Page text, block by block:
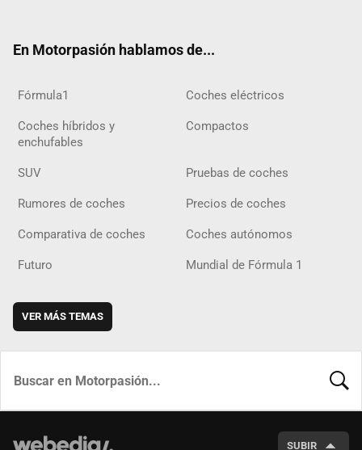
En Motorpasión hablamos de...
Fórmula1 Coches eléctricos
Coches híbridos y
enchufables
Compactos
SUV Pruebas de coches
Rumores de coches Precios de coches
Comparativa de coches Coches autónomos
Futuro Mundial de Fórmula 1
VER MÁS TEMAS
SUBIR